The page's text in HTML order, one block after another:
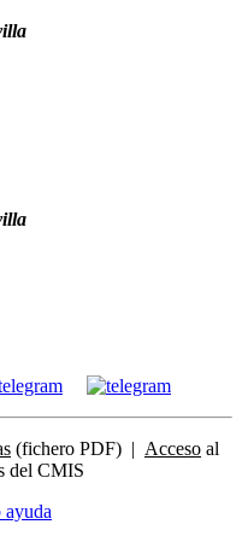
(fichero PDF) | Acceso al
del CMIS